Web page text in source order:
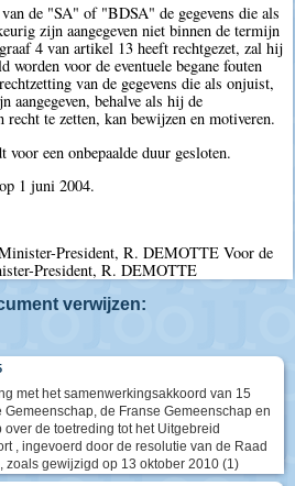
de "SA" of "BDSA" de gegevens die als
zijn aangegeven niet binnen de termijn
4 van artikel 13 heeft rechtgezet, zal hij
worden voor de eventuele begane fouten
van de gegevens die als onjuist,
aangegeven, behalve als hij de
te zetten, kan bewijzen en motiveren.
een onbepaalde duur gesloten.
1 juni 2004.
President, R. DEMOTTE Voor de
President, R. DEMOTTE
verwijzen:
met het samenwerkingsakkoord van 15
de Franse Gemeenschap en
de toetreding tot het Uitgebreid
, ingevoerd door de resolutie van de Raad
zoals gewijzigd op 13 oktober 2010 (1)